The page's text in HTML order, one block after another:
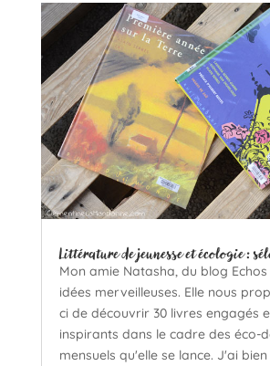
Littérature de jeunesse et écologie :
Mon amie Natasha, du blog
idées merveilleuses. Elle nous
ci de découvrir 30 livres engagés
inspirants dans le cadre des éco-
mensuels qu'elle se lance. J'ai